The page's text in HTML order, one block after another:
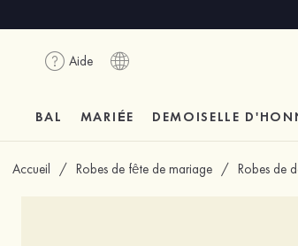
Aide
BAL MARIÉE DEMOISELLE
Accueil / Robes de fête de mariage / Robes de